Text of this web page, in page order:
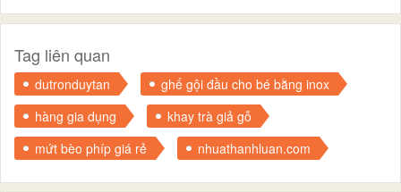
Tag liên quan
dutronduytan
ghế gội đầu cho bé bằng inox
hàng gia dụng
khay trà giả gỗ
mứt bèo phíp giá rẻ
nhuathanhluan.com